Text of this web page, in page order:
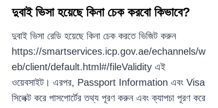
দুবাই ভিসা হয়েছে কিনা চেক করবো কিভাবে?
দুবাই ভিসা রেডি হয়েছে কিনা চেক করতে ভিজিট করুন
https://smartservices.icp.gov.ae/echannels/w
eb/client/default.html#/fileValidity এই
ওয়েবসাইট। এরপর, Passport Information এবং Visa
সিলেক্ট করে পাসপোর্টের তথ্য পূরণ করুন এবং ক্যাপচা পূরণ করে